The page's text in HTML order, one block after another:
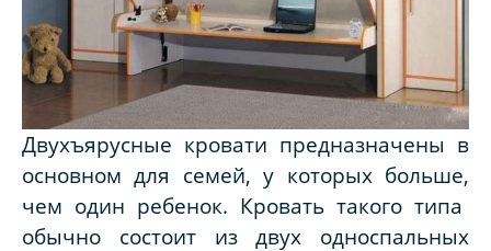
Двухъярусные кровати предназначены в
основном для семей, у которых больше,
чем один ребенок. Кровать такого типа
обычно состоит из двух односпальных